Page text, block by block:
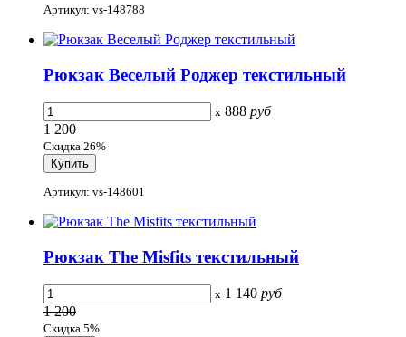
Артикул: vs-148788
Рюкзак Веселый Роджер текстильный
x 888 руб
1 200
Скидка 26%
Артикул: vs-148601
Рюкзак The Misfits текстильный
x 1 140 руб
1 200
Скидка 5%